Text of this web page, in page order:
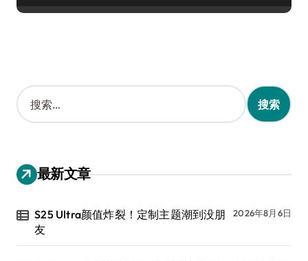
搜
索
：
最新文章
S25 Ultra颜值炸裂！定制主题潮到没朋
友
2026年8月6日